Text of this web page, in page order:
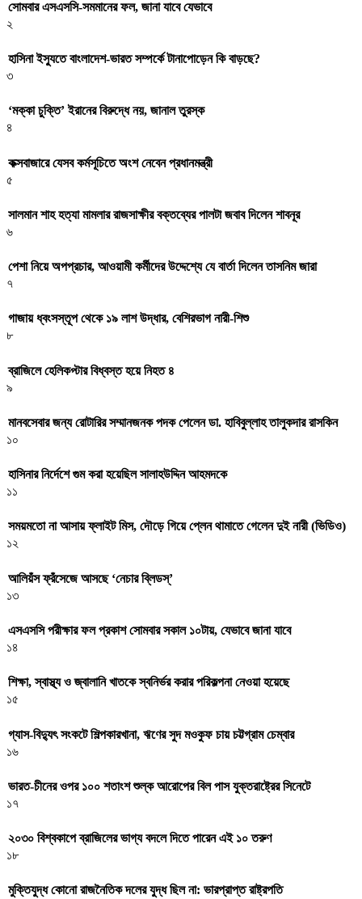
সোমবার এসএসসি-সমমানের ফল, জানা যাবে যেভাবে
২
হাসিনা ইস্যুতে বাংলাদেশ-ভারত সম্পর্কে টানাপোড়েন কি বাড়ছে?
৩
‘মক্কা চুক্তি’ ইরানের বিরুদ্ধে নয়, জানাল তুরস্ক
৪
কক্সবাজারে যেসব কর্মসূচিতে অংশ নেবেন প্রধানমন্ত্রী
৫
সালমান শাহ হত্যা মামলার রাজসাক্ষীর বক্তব্যের পালটা জবাব দিলেন শাবনূর
৬
পেশা নিয়ে অপপ্রচার, আওয়ামী কর্মীদের উদ্দেশ্যে যে বার্তা দিলেন তাসনিম জারা
৭
গাজায় ধ্বংসস্তূপ থেকে ১৯ লাশ উদ্ধার, বেশিরভাগ নারী-শিশু
৮
ব্রাজিলে হেলিকপ্টার বিধ্বস্ত হয়ে নিহত ৪
৯
মানবসেবার জন্য রোটারির সম্মানজনক পদক পেলেন ডা. হাবিবুল্লাহ তালুকদার রাসকিন
১০
হাসিনার নির্দেশে গুম করা হয়েছিল সালাহউদ্দিন আহমদকে
১১
সময়মতো না আসায় ফ্লাইট মিস, দৌড়ে গিয়ে প্লেন থামাতে গেলেন দুই নারী (ভিডিও)
১২
আলিয়ঁস ফ্রঁসেজে আসছে ‘নেচার ব্লিডস্’
১৩
এসএসসি পরীক্ষার ফল প্রকাশ সোমবার সকাল ১০টায়, যেভাবে জানা যাবে
১৪
শিক্ষা, স্বাস্থ্য ও জ্বালানি খাতকে স্বনির্ভর করার পরিকল্পনা নেওয়া হয়েছে
১৫
গ্যাস-বিদ্যুৎ সংকটে শিল্পকারখানা, ঋণের সুদ মওকুফ চায় চট্টগ্রাম চেম্বার
১৬
ভারত-চীনের ওপর ১০০ শতাংশ শুল্ক আরোপের বিল পাস যুক্তরাষ্ট্রের সিনেটে
১৭
২০৩০ বিশ্বকাপে ব্রাজিলের ভাগ্য বদলে দিতে পারেন এই ১০ তরুণ
১৮
মুক্তিযুদ্ধ কোনো রাজনৈতিক দলের যুদ্ধ ছিল না: ভারপ্রাপ্ত রাষ্ট্রপতি